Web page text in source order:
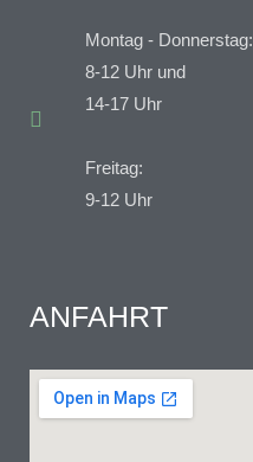
Montag - Donnerstag:
8-12 Uhr und
14-17 Uhr
Freitag:
9-12 Uhr
ANFAHRT